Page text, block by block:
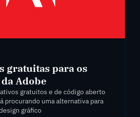
gratuitas para os
Adobe
gratuitos e de código aberto
procurando uma alternativa para
gráfico